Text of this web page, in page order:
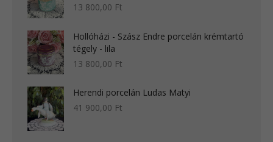
13 800,00 Ft
Hollóházi - Szász Endre porcelán krémtartó
tégely - lila
13 800,00 Ft
Herendi porcelán Ludas Matyi
41 900,00 Ft